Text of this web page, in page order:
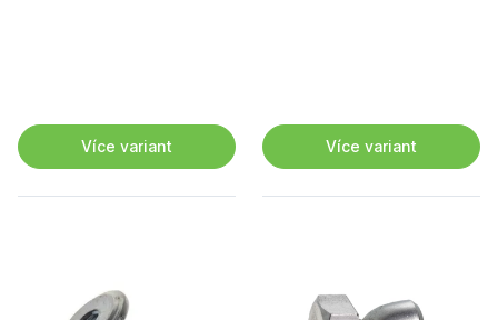
Více variant Více variant